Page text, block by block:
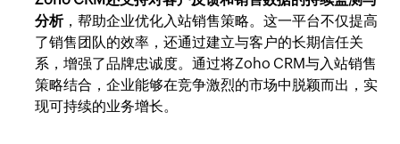
分析，帮助企业优化入站销售策略。这一平台不仅提高
了销售团队的效率，还通过建立与客户的长期信任关
系，增强了品牌忠诚度。通过将Zoho CRM与入站销售
策略结合，企业能够在竞争激烈的市场中脱颖而出，实
现可持续的业务增长。